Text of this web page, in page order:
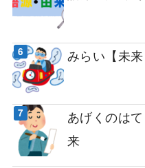
みらい【未
あげくのは
来